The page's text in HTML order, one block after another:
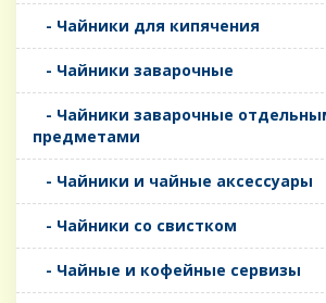
- Чайники для кипячения
- Чайники заварочные
- Чайники заварочные
предметами
- Чайники и чайные аксессуары
- Чайники со свистком
- Чайные и кофейные сервизы